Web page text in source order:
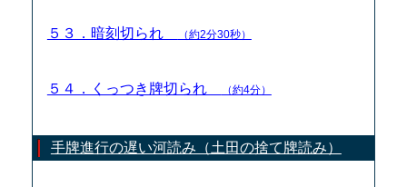
５３．暗刻切られ （約2分30秒）
５４．くっつき牌切られ （約4分）
手牌進行の遅い河読み（土田の捨て牌読み）